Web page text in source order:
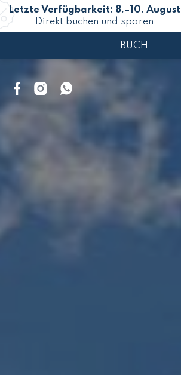
Letzte Verfügbarkeit: 8.–10. August
Direkt buchen und sparen
BUCH